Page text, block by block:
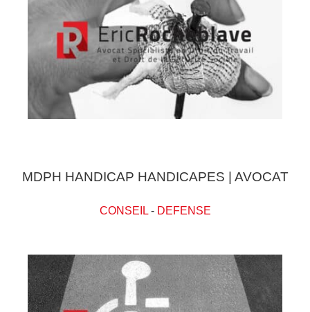
MDPH HANDICAP HANDICAPES | AVOCAT
CONSEIL- DEFENSE